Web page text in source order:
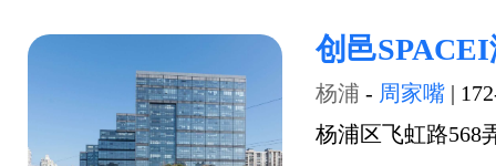
创邑
杨浦 - 周家嘴 |
杨浦区飞虹路568